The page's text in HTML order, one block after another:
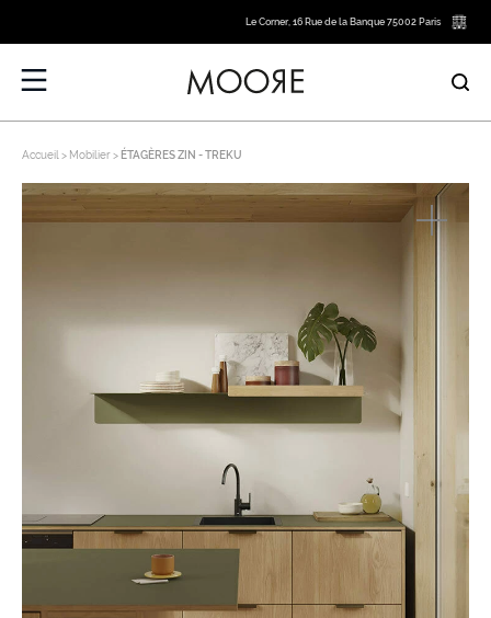
Le Corner, 16 Rue de la Banque 75002 Paris
Accueil Mobilier ÉTAGÈRES ZIN - TREKU